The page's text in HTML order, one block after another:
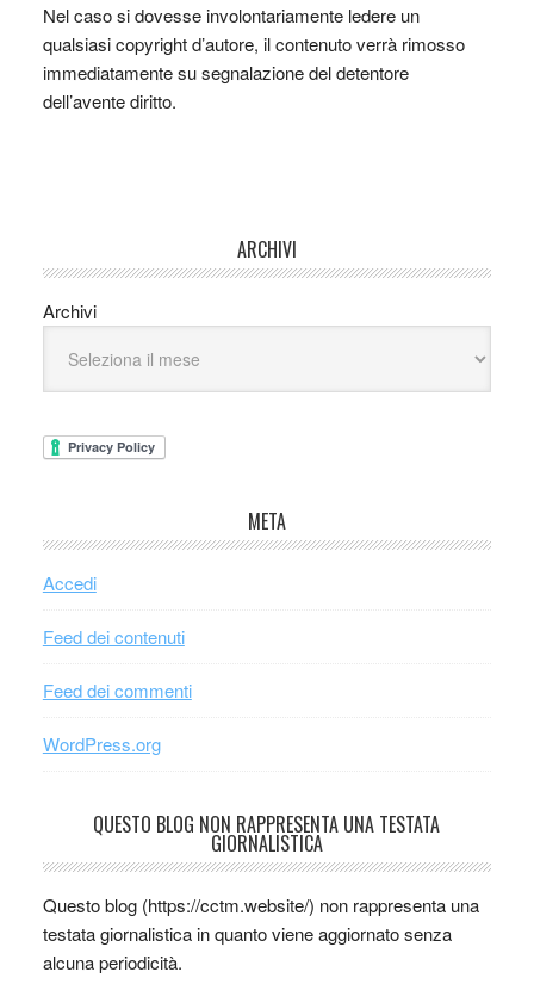
Nel caso si dovesse involontariamente ledere un
qualsiasi copyright d’autore, il contenuto verrà rimosso
immediatamente su segnalazione del detentore
dell’avente diritto.
ARCHIVI
Archivi
META
Accedi
Feed dei contenuti
Feed dei commenti
WordPress.org
QUESTO BLOG NON RAPPRESENTA UNA TESTATA
GIORNALISTICA
Questo blog (https://cctm.website/) non rappresenta una
testata giornalistica in quanto viene aggiornato senza
alcuna periodicità.